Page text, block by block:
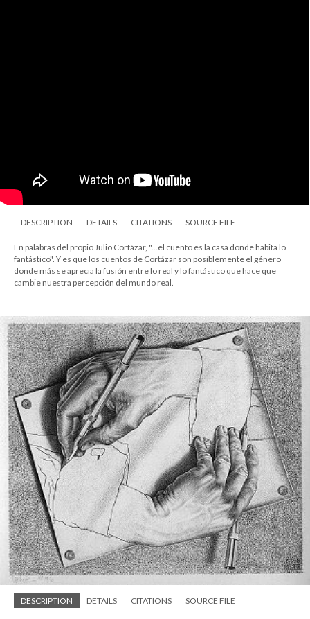
DESCRIPTION DETAILS CITATIONS SOURCE FILE
En palabras del propio Julio Cortázar, "...el cuento es la casa donde habita lo
fantástico". Y es que los cuentos de Cortázar son posiblemente el género
donde más se aprecia la fusión entre lo real y lo fantástico que hace que
cambie nuestra percepción del mundo real.
DESCRIPTION DETAILS CITATIONS SOURCE FILE